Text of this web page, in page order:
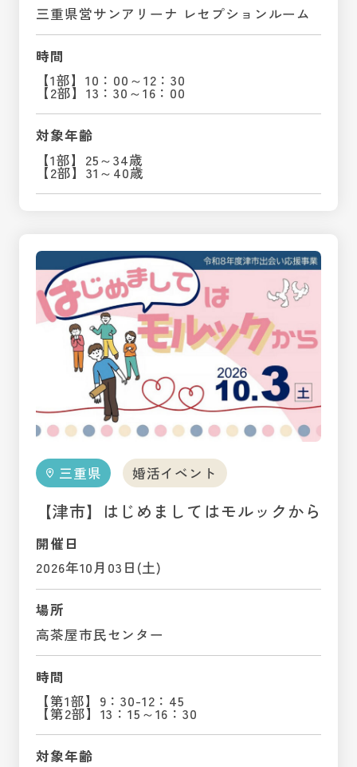
三重県営サンアリーナ レセプションルーム
時間
【1部】10：00～12：30
【2部】13：30～16：00
対象年齢
【1部】25～34歳
【2部】31～40歳
三重県 婚活イベント
【津市】はじめましてはモルックから
開催日
2026年10月03日(土)
場所
高茶屋市民センター
時間
【第1部】9：30-12：45
【第2部】13：15～16：30
対象年齢